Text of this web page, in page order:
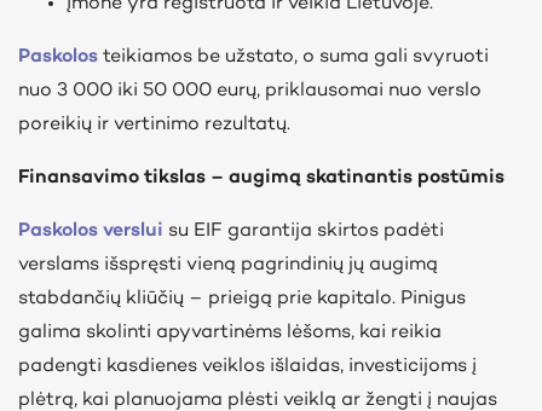
Paskolos teikiamos be užstato, o suma gali svyruoti
nuo 3 000 iki 50 000 eurų, priklausomai nuo verslo
poreikių ir vertinimo rezultatų.
Finansavimo tikslas – augimą skatinantis postūmis
Paskolos verslui su EIF garantija skirtos padėti
verslams išspręsti vieną pagrindinių jų augimą
stabdančių kliūčių – prieigą prie kapitalo. Pinigus
galima skolinti apyvartinėms lėšoms, kai reikia
padengti kasdienes veiklos išlaidas, investicijoms į
plėtrą, kai planuojama plėsti veiklą ar žengti į naujas